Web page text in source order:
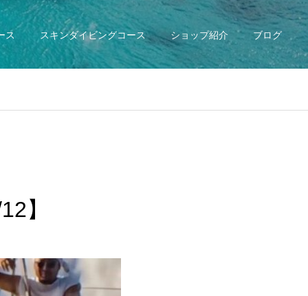
ス スキンダイビングコース ショップ紹介 ブログ
】